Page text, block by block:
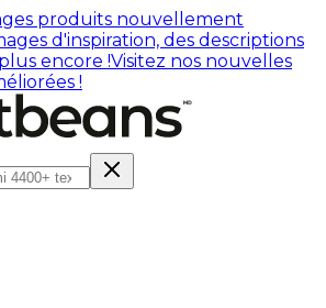
produits nouvellement
d'inspiration, des descriptions
encore !Visitez nos nouvelles
!